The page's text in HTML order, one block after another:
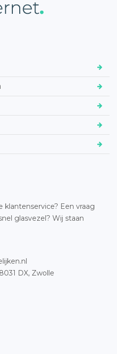
Een vraag
glasvezel? Wij staan
8031 DX, Zwolle